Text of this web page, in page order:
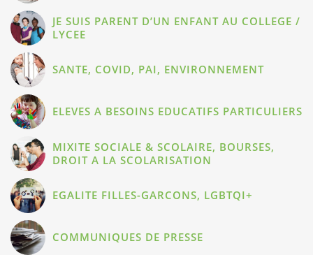
JE SUIS PARENT D’UN ENFANT AU COLLEGE /
LYCEE
SANTE, COVID, PAI, ENVIRONNEMENT
ELEVES A BESOINS EDUCATIFS PARTICULIERS
MIXITE SOCIALE & SCOLAIRE, BOURSES,
DROIT A LA SCOLARISATION
EGALITE FILLES-GARCONS, LGBTQI+
COMMUNIQUES DE PRESSE